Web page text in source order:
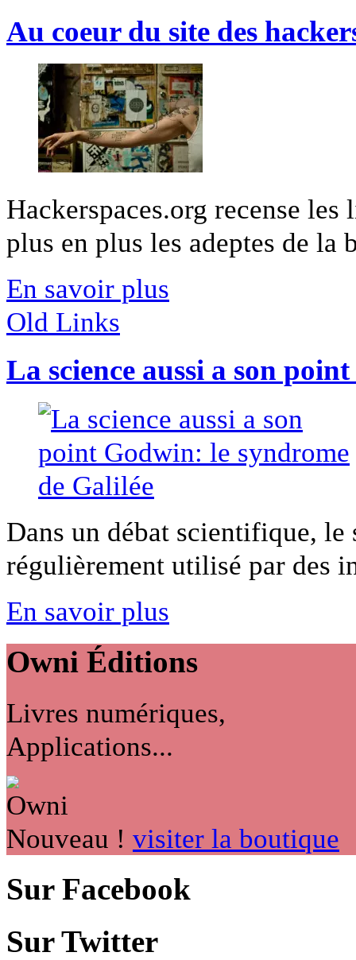
Au coeur du site des
Hackerspaces.org recense
plus en plus les adeptes de
En savoir plus
Old Links
La science aussi a son
Dans un débat scientifique, le
régulièrement utilisé par des
En savoir plus
Owni Éditions
Livres numériques,
Applications...
Nouveau ! visiter la boutique
Sur Facebook
Sur Twitter